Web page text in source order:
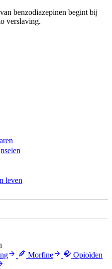
benzodiazepinen begint bij
verslaving.
leven
Morfine
Opioïden